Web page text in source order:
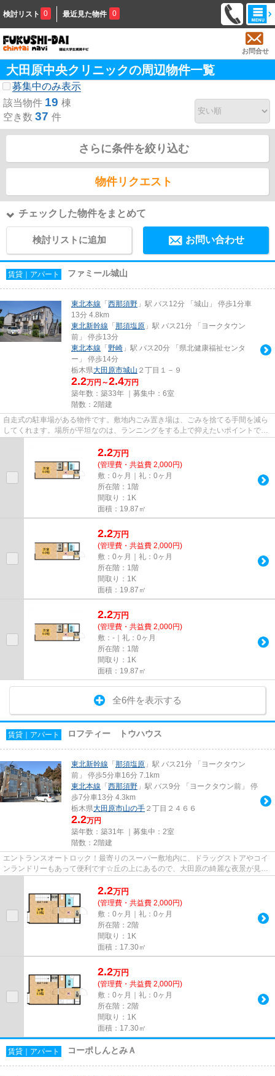
検討リスト 0 最近見た物件 0
お問合せ
大田原中央クリニックの周辺物件一覧
募集中のみ表示
該当物件 19 棟
空き数 37 件
さらに条件を絞り込む
物件リクエスト
チェックした物件をまとめて
検討リストに追加 お問い合わせ
賃貸｜アパート ファミール城山
東北本線 「 西那須野 」駅 バス12分 「城山」 停歩1分車
13分 4.8km
東北新幹線 「 那須塩原 」駅 バス21分 「ヨークタウン
前」 停歩13分
東北本線 「 野崎 」駅 バス20分 「県北健康福祉センタ
ー」 停歩14分
栃木県大田原市城山 ２丁目１－９
2.2万円～2.4万円
築年数：築33年 ｜募集中： 6室
階数：2階建
自走式の駐車場がある物件です。敷地内ごみ置き場は、ごみを捨てる手間を減ら
してくれます。場所が平坦なのは、ランニングをする上で抑えたいポイントです
2.2万円
(管理費・共益費 2,000円)
敷：0ヶ月｜礼：0ヶ月
所在階：1階
間取り：1K
面積：19.87㎡
2.2万円
(管理費・共益費 2,000円)
敷：0ヶ月｜礼：0ヶ月
所在階：1階
間取り：1K
面積：19.87㎡
2.2万円
(管理費・共益費 2,000円)
敷：-｜礼：0ヶ月
所在階：1階
間取り：1K
面積：19.87㎡
全6件を表示する
賃貸｜アパート ロフティー トウハウス
東北新幹線 「 那須塩原 」駅 バス21分 「ヨークタウン
前」 停歩5分車16分 7.1km
東北本線 「 西那須野 」駅 バス9分 「ヨークタウン前」 停
歩7分車13分 4.3km
栃木県大田原市山の手 ２丁目２４６６
2.2万円
築年数：築31年 ｜募集中： 2室
階数：2階建
エントランスオートロック！最寄りのスーパー敷地内に、ドラッグストアやコイ
ンランドリーもあって便利です☆丘の上にあるので、大田原の綺麗な夜景が見ら
2.2万円
(管理費・共益費 2,000円)
敷：0ヶ月｜礼：0ヶ月
所在階：2階
間取り：1K
面積：17.30㎡
2.2万円
(管理費・共益費 2,000円)
敷：0ヶ月｜礼：0ヶ月
所在階：2階
間取り：1K
面積：17.30㎡
賃貸｜アパート コーポしんとみＡ